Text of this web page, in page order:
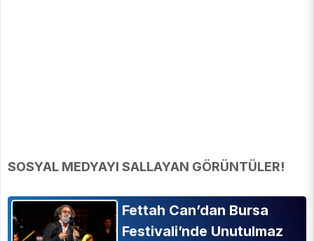
SOSYAL MEDYAYI SALLAYAN GÖRÜNTÜLER!
Fettah Can’dan Bursa
Festivali’nde Unutulmaz